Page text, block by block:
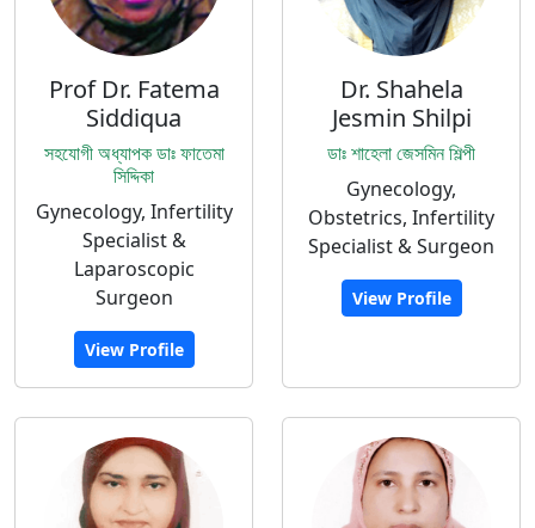
Prof Dr. Fatema
Siddiqua
সহযোগী অধ্যাপক ডাঃ ফাতেমা
সিদ্দিকা
Gynecology, Infertility
Specialist &
Laparoscopic
Surgeon
View Profile
Dr. Shahela
Jesmin Shilpi
ডাঃ শাহেলা জেসমিন শিল্পী
Gynecology,
Obstetrics, Infertility
Specialist & Surgeon
View Profile